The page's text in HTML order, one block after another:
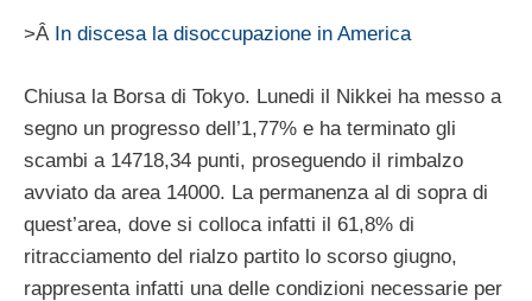
>Â In discesa la disoccupazione in America
Chiusa la Borsa di Tokyo. Lunedi il Nikkei ha messo a
segno un progresso dell’1,77% e ha terminato gli
scambi a 14718,34 punti, proseguendo il rimbalzo
avviato da area 14000. La permanenza al di sopra di
quest’area, dove si colloca infatti il 61,8% di
ritracciamento del rialzo partito lo scorso giugno,
rappresenta infatti una delle condizioni necessarie per